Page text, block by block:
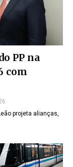
PP na
com
projeta alianças,